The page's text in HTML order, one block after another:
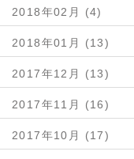
2018年02月 (4)
2018年01月 (13)
2017年12月 (13)
2017年11月 (16)
2017年10月 (17)